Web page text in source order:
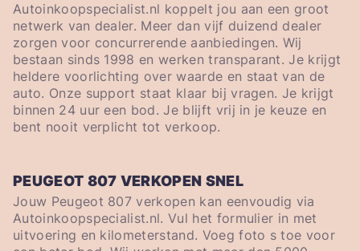
Autoinkoopspecialist.nl koppelt jou aan een groot
netwerk van dealer. Meer dan vijf duizend dealer
zorgen voor concurrerende aanbiedingen. Wij
bestaan sinds 1998 en werken transparant. Je krijgt
heldere voorlichting over waarde en staat van de
auto. Onze support staat klaar bij vragen. Je krijgt
binnen 24 uur een bod. Je blijft vrij in je keuze en
bent nooit verplicht tot verkoop.
PEUGEOT 807 VERKOPEN SNEL
Jouw Peugeot 807 verkopen kan eenvoudig via
Autoinkoopspecialist.nl. Vul het formulier in met
uitvoering en kilometerstand. Voeg foto s toe voor